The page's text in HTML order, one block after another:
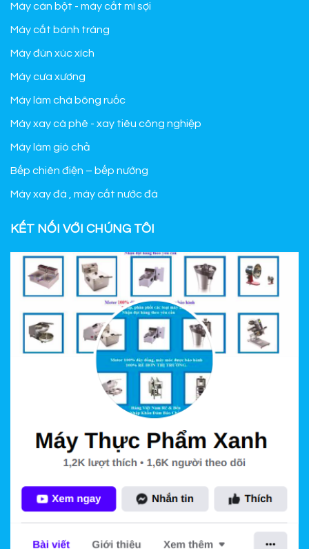
Máy cán bột - máy cắt mì sợi
Máy cắt bánh tráng
Máy đùn xúc xích
Máy cưa xương
Máy làm chà bông ruốc
Máy xay cà phê - xay tiêu công nghiệp
Máy làm giò chả
Bếp chiên điện – bếp nướng
Máy xay đá , máy cắt nước đá
KẾT NỐI VỚI CHÚNG TÔI